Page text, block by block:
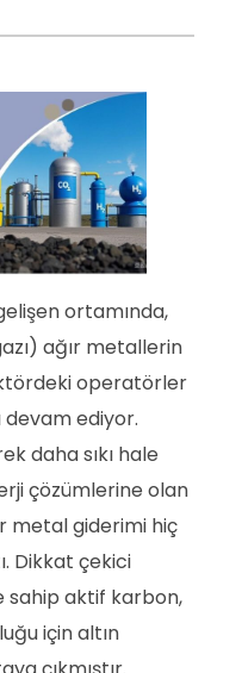
ortamında,
ağır metallerin
operatörler
ediyor.
daha sıkı hale
çözümlerine olan
metal giderimi hiç
Dikkat çekici
sahip aktif karbon,
için altın